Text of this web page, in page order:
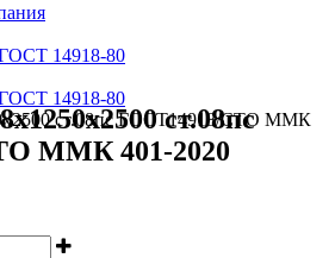
14918-80
14918-80
ст.08пс ГОСТ14918/СТО ММК
ст.08пс
ММК 401-2020